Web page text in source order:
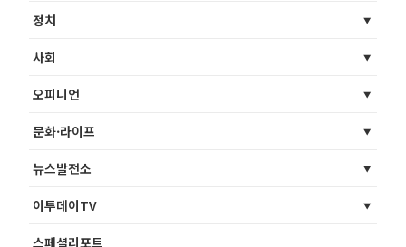
정치
사회
오피니언
문화·라이프
뉴스발전소
이투데이TV
스페셜리포트